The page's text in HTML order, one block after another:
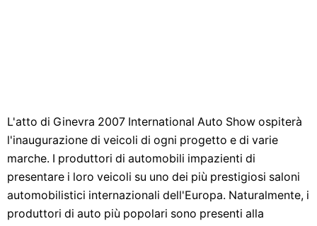
L'atto di Ginevra 2007 International Auto Show ospiterà
l'inaugurazione di veicoli di ogni progetto e di varie
marche. I produttori di automobili impazienti di
presentare i loro veicoli su uno dei più prestigiosi saloni
automobilistici internazionali dell'Europa. Naturalmente, i
produttori di auto più popolari sono presenti alla